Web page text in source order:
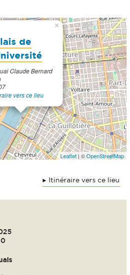
de
Claude Bernard
vers ce lieu
×
Leaflet| ©OpenStreetMap
Itinéraire vers ce lieu